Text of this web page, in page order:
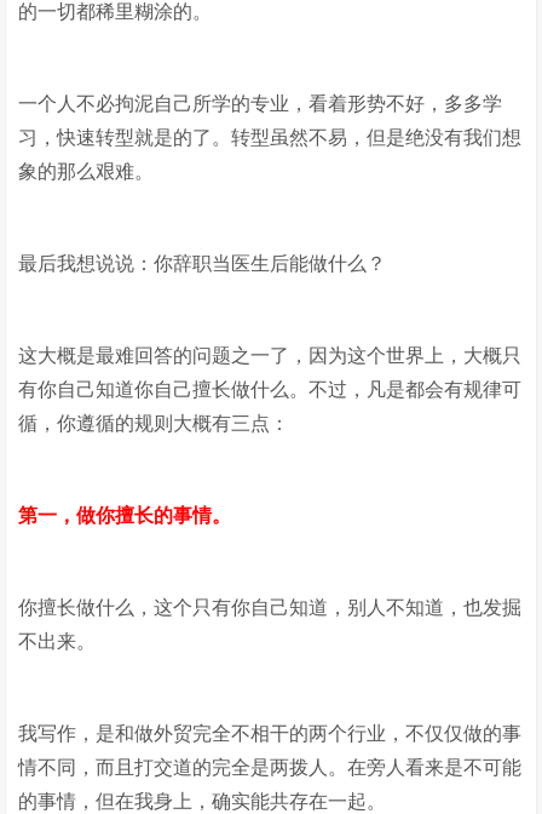
的一切都稀里糊涂的。
一个人不必拘泥自己所学的专业，看着形势不好，多多学
习，快速转型就是的了。转型虽然不易，但是绝没有我们想
象的那么艰难。
最后我想说说：你辞职当医生后能做什么？
这大概是最难回答的问题之一了，因为这个世界上，大概只
有你自己知道你自己擅长做什么。不过，凡是都会有规律可
循，你遵循的规则大概有三点：
第一，做你擅长的事情。
你擅长做什么，这个只有你自己知道，别人不知道，也发掘
不出来。
我写作，是和做外贸完全不相干的两个行业，不仅仅做的事
情不同，而且打交道的完全是两拨人。在旁人看来是不可能
的事情，但在我身上，确实能共存在一起。